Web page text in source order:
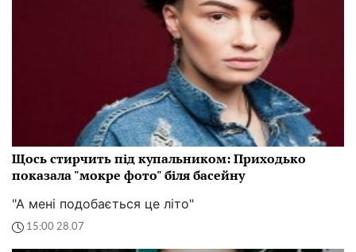
Щось стирчить під купальником: Приходько
показала "мокре фото" біля басейну
"А мені подобається це літо"
15:00 28.07